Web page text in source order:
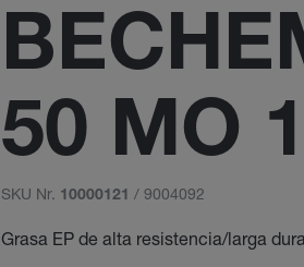
50 MO 1
SKU Nr. 10000121 / 9004092
Grasa EP de alta resistencia/larga